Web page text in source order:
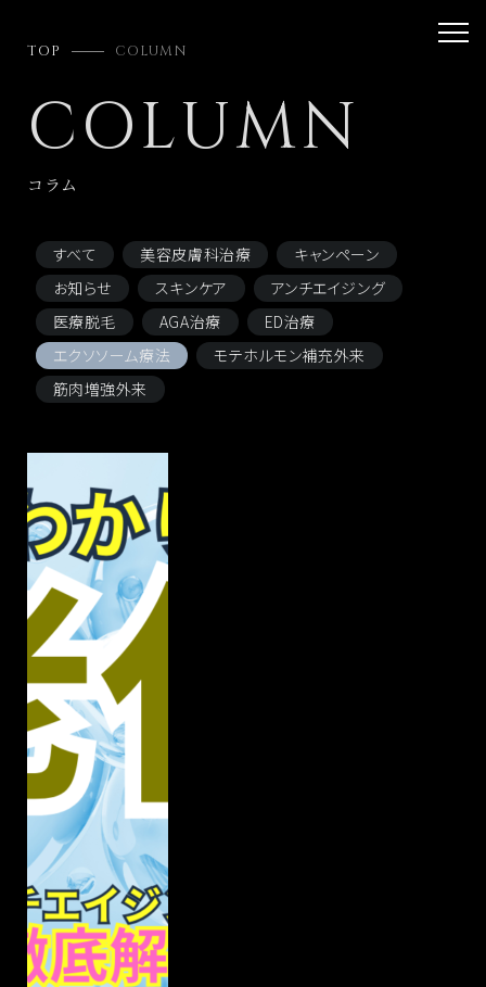
TOP COLUMN
COLUMN
コラム
すべて 美容皮膚科治療
キャンペーン
お知らせ
スキンケア
アンチエイジング
医療脱毛
AGA治療
ED治療
エクソソーム療法
モテホルモン補充外来
筋肉増強外来